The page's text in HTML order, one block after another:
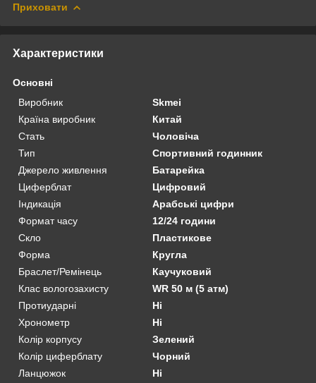
Приховати
Характеристики
Основні
Виробник
Skmei
Країна виробник
Китай
Стать
Чоловіча
Тип
Спортивний годинник
Джерело живлення
Батарейка
Циферблат
Цифровий
Індикація
Арабські цифри
Формат часу
12/24 години
Скло
Пластикове
Форма
Кругла
Браслет/Ремінець
Каучуковий
Клас вологозахисту
WR 50 м (5 атм)
Протиударні
Ні
Хронометр
Ні
Колір корпусу
Зелений
Колір циферблату
Чорний
Ланцюжок
Ні